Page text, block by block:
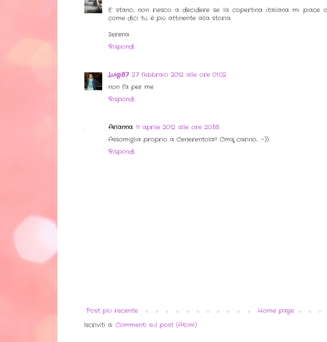
E' stano, non riesco a decidere se la copertina italiana mi piace
come dici tu, è più attinente alla storia.
Serena
Rispondi
Luigi87 27 febbraio 2012 alle ore 01:02
non fa per me
Rispondi
Arianna 11 aprile 2012 alle ore 20:55
Assomiglia proprio a Cenerentola!! Cmq carino... :-))
Rispondi
Post più recente
Home page
Iscriviti a: Commenti sul post (Atom)